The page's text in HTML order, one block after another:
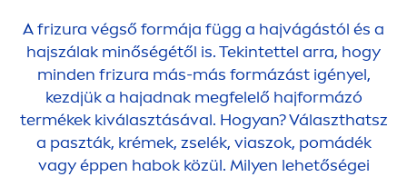
A frizura végső formája függ a hajvágástól és a
hajszálak minőségétől is. Tekintettel arra, hogy
minden frizura más-más formázást igényel,
kezdjük a hajadnak megfelelő hajformázó
termékek kiválasztásával. Hogyan? Választhatsz
a paszták, krémek, zselék, viaszok, pomádék
vagy éppen habok közül. Milyen lehetőségei